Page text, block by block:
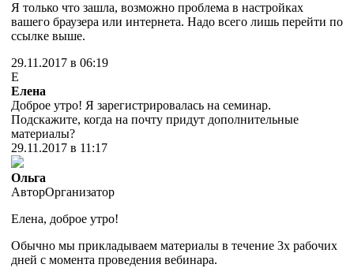
Я только что зашла, возможно проблема в настройках
вашего браузера или интернета. Надо всего лишь перейти по
ссылке выше.
29.11.2017 в 06:19
Е
Елена
Доброе утро! Я зарегистрировалась на семинар.
Подскажите, когда на почту придут дополнительные
материалы?
29.11.2017 в 11:17
Ольга
АвторОрганизатор
Елена, доброе утро!
Обычно мы прикладываем материалы в течение 3х рабочих
дней с момента проведения вебинара.